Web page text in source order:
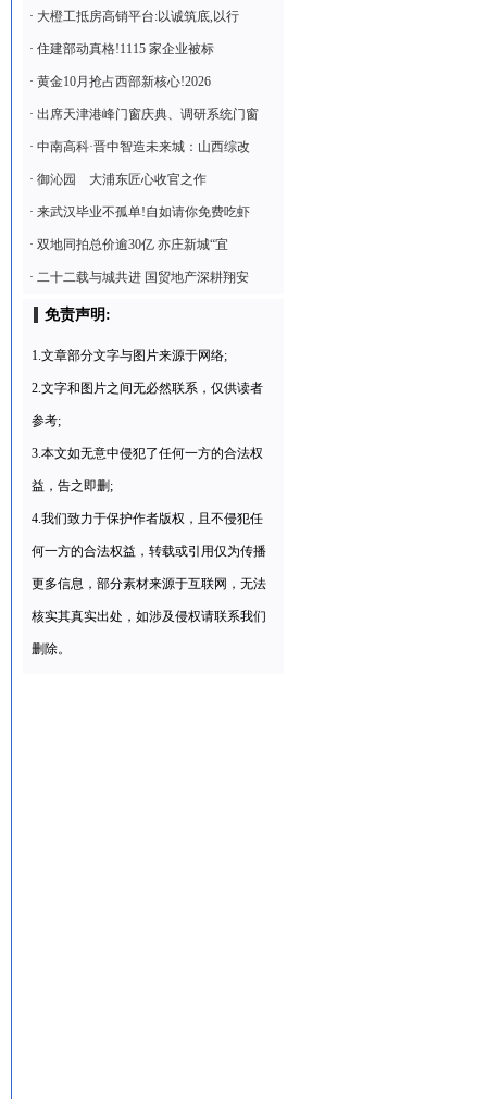
· 大橙工抵房高销平台:以诚筑底,以行
· 住建部动真格!1115 家企业被标
· 黄金10月抢占西部新核心!2026
· 出席天津港峰门窗庆典、调研系统门窗
· 中南高科·晋中智造未来城：山西综改
· 御沁园 大浦东匠心收官之作
· 来武汉毕业不孤单!自如请你免费吃虾
· 双地同拍总价逾30亿 亦庄新城“宜
· 二十二载与城共进 国贸地产深耕翔安
免责声明:
1.文章部分文字与图片来源于网络;
2.文字和图片之间无必然联系，仅供读者
参考;
3.本文如无意中侵犯了任何一方的合法权
益，告之即删;
4.我们致力于保护作者版权，且不侵犯任
何一方的合法权益，转载或引用仅为传播
更多信息，部分素材来源于互联网，无法
核实其真实出处，如涉及侵权请联系我们
删除。